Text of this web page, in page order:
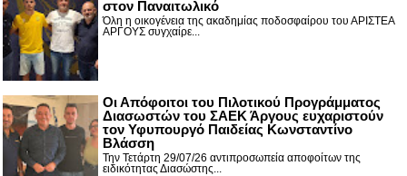
στον Παναιτωλικό
Όλη η οικογένεια της ακαδημίας ποδοσφαίρου του ΑΡΙΣΤΕΑ
ΑΡΓΟΥΣ συγχαίρε...
Οι Απόφοιτοι του Πιλοτικού Προγράμματος
Διασωστών του ΣΑΕΚ Άργους ευχαριστούν
τον Υφυπουργό Παιδείας Κωνσταντίνο
Βλάσση
Την Τετάρτη 29/07/26 αντιπροσωπεία αποφοίτων της
ειδικότητας Διασώστης...